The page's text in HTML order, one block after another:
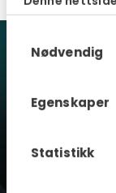
Nødvendig
Egenskaper
Statistikk